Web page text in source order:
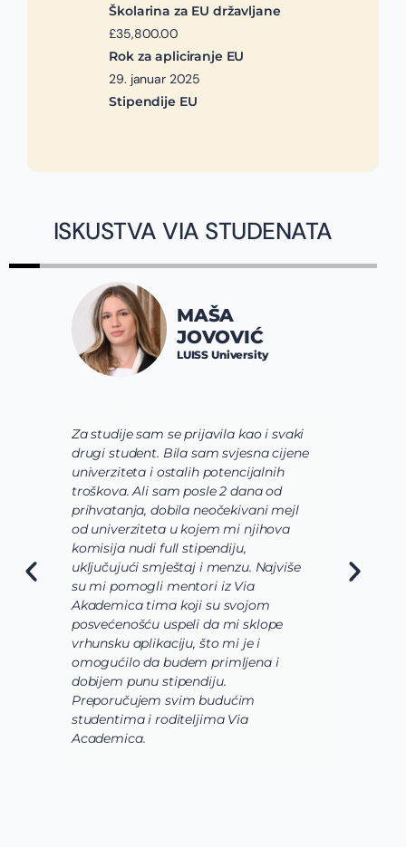
Školarina za EU državljane
£35,800.00
Rok za apliciranje EU
29. januar 2025
Stipendije EU
ISKUSTVA VIA STUDENATA
Za studije sam se prijavila kao i svaki
drugi student. Bila sam svjesna cijene
univerziteta i ostalih potencijalnih
troškova. Ali sam posle 2 dana od
prihvatanja, dobila neočekivani mejl
od univerziteta u kojem mi njihova
komisija nudi full stipendiju,
uključujući smještaj i menzu. Najviše
su mi pomogli mentori iz Via
Akademica tima koji su svojom
posvećenošću uspeli da mi sklope
vrhunsku aplikaciju, što mi je i
omogućilo da budem primljena i
dobijem punu stipendiju.
Preporučujem svim budućim
studentima i roditeljima Via
Academica.
MAŠA
JOVOVIĆ
LUISS University